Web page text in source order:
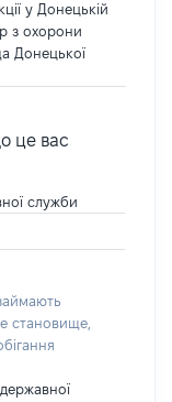
у Донецькій
з охорони
Донецької
це вас
служби
становище,